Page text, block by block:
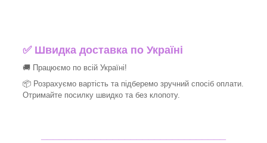
✅Швидка доставка по Україні
🚚 Працюємо по всій Україні!
📦 Розрахуємо вартість та підберемо зручний спосіб оплати.
Отримайте посилку швидко та без клопоту.